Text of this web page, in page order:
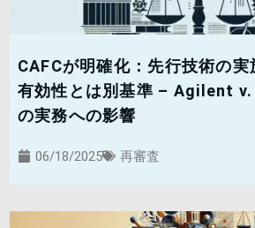
CAFCが明確化：先行技術の
有効性とは別基準 – Agilent
の実務への影響
06/18/2025 再審査